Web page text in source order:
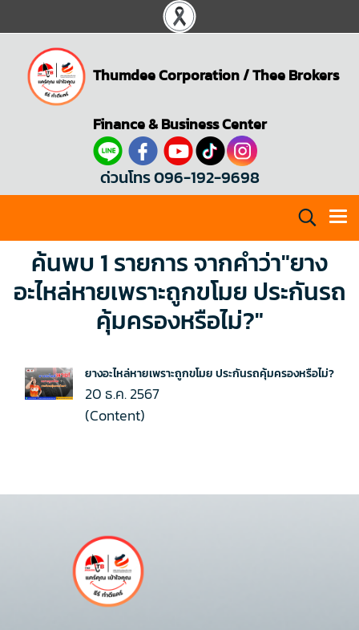
Thumdee Corporation/Thee Brokers
Finance & Business Center
ด่วนโทร 096-192-9698
ค้นพบ 1 รายการ จากคำว่า"ยาง
อะไหล่หายเพราะถูกขโมย ประกันรถ
คุ้มครองหรือไม่?"
ยางอะไหล่หายเพราะถูกขโมย ประกันรถคุ้มครองหรือไม่?
20 ธ.ค. 2567
(Content)